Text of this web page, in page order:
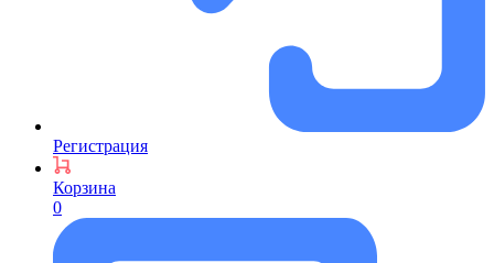
Регистрация
Корзина
0